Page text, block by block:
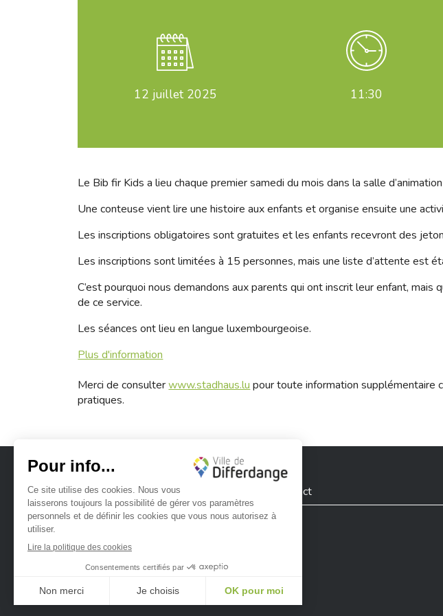
12 juillet 2025 11:30
Le Bib fir Kids a lieu chaque premier samedi du mois dans la salle
Une conteuse vient lire une histoire aux enfants et organise ensuite une
Les inscriptions obligatoires sont gratuites et les enfants recevront des
Les inscriptions sont limitées à 15 personnes, mais une liste d’attente est
C’est pourquoi nous demandons aux parents qui ont inscrit leur enfant,
de ce service.
Les séances ont lieu en langue luxembourgeoise.
Plus d'information
Merci de consulterwww.stadhaus.lu pour toute information supplémentaire
pratiques.
Ville de Differdange sur Facebook
Ville de Differdange sur Instagram
Ville de Differdange sur YouTube
Contact